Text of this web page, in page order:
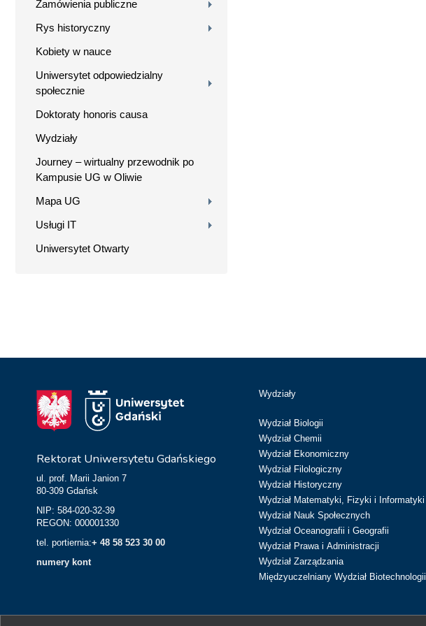
Zamówienia publiczne
Rys historyczny
Kobiety w nauce
Uniwersytet odpowiedzialny
społecznie
Doktoraty honoris causa
Wydziały
Journey – wirtualny przewodnik po
Kampusie UG w Oliwie
Mapa UG
Usługi IT
Uniwersytet Otwarty
Rektorat Uniwersytetu Gdańskiego
ul. prof. Marii Janion 7
80-309 Gdańsk
NIP: 584-020-32-39
REGON: 000001330
tel. portiernia:+ 48 58 523 30 00
numery kont
Wydziały
Wydział Biologii
Wydział Chemii
Wydział Ekonomiczny
Wydział Filologiczny
Wydział Historyczny
Wydział Matematyki, Fizyki i Informatyki
Wydział Nauk Społecznych
Wydział Oceanografii i Geografii
Wydział Prawa i Administracji
Wydział Zarządzania
Międzyuczelniany Wydział Biotechnologii